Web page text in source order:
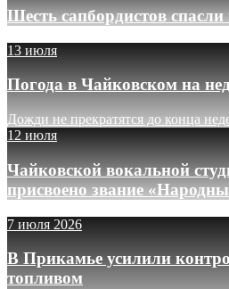
Шесть сапбордистов
13 июля
Погода в Чайковском на
Дожди не прекратятся до конца
12 июля
Чайковской вокальной
присвоено звание
7 июля 2026
В Прикамье усилили
топливом